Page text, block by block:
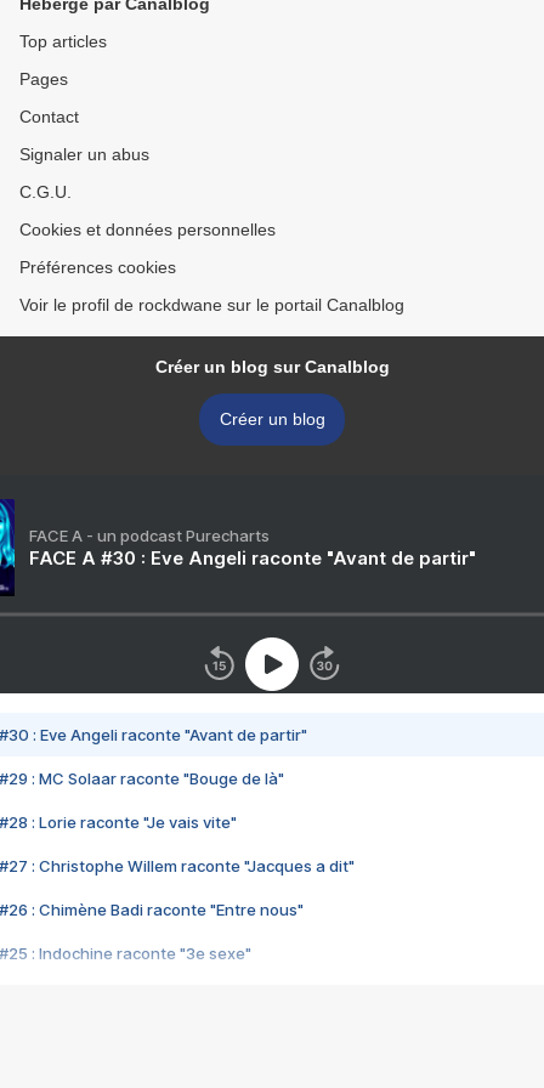
Top articles
Pages
Contact
Signaler un abus
C.G.U.
Cookies et données personnelles
Préférences cookies
Voir le profil de rockdwane sur le portail Canalblog
Créer un blog sur Canalblog
Créer un blog
FACE A - un podcast Purecharts
FACE A #30 : Eve Angeli raconte "Avant de partir"
#30 : Eve Angeli raconte "Avant de partir"
#29 : MC Solaar raconte "Bouge de là"
#28 : Lorie raconte "Je vais vite"
#27 : Christophe Willem raconte "Jacques a dit"
#26 : Chimène Badi raconte "Entre nous"
#25 : Indochine raconte "3e sexe"